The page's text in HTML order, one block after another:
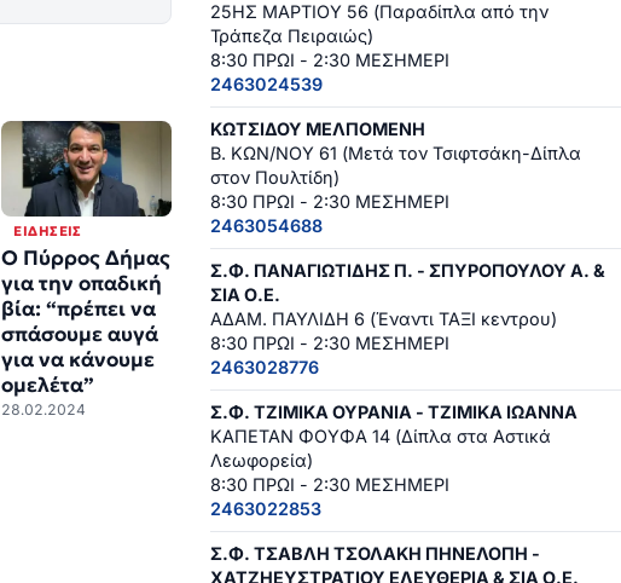
ΕΙΔΉΣΕΙΣ
Ο Πύρρος Δήμας
για την οπαδική
βία: “πρέπει να
σπάσουμε αυγά
για να κάνουμε
ομελέτα”
28.02.2024
25ΗΣ ΜΑΡΤΙΟΥ 56 (Παραδίπλα από την
Τράπεζα Πειραιώς)
8:30 ΠΡΩΙ - 2:30 ΜΕΣΗΜΕΡΙ
2463024539
ΚΩΤΣΙΔΟΥ ΜΕΛΠΟΜΕΝΗ
Β. ΚΩΝ/ΝΟΥ 61 (Μετά τον Τσιφτσάκη-Δίπλα
στον Πουλτίδη)
8:30 ΠΡΩΙ - 2:30 ΜΕΣΗΜΕΡΙ
2463054688
Σ.Φ. ΠΑΝΑΓΙΩΤΙΔΗΣ Π. - ΣΠΥΡΟΠΟΥΛΟΥ Α. &
ΣΙΑ Ο.Ε.
ΑΔΑΜ. ΠΑΥΛΙΔΗ 6 (Έναντι ΤΑΞΙ κεντρου)
8:30 ΠΡΩΙ - 2:30 ΜΕΣΗΜΕΡΙ
2463028776
Σ.Φ. ΤΖΙΜΙΚΑ ΟΥΡΑΝΙΑ - ΤΖΙΜΙΚΑ ΙΩΑΝΝΑ
ΚΑΠΕΤΑΝ ΦΟΥΦΑ 14 (Δίπλα στα Αστικά
Λεωφορεία)
8:30 ΠΡΩΙ - 2:30 ΜΕΣΗΜΕΡΙ
2463022853
Σ.Φ. ΤΣΑΒΛΗ ΤΣΟΛΑΚΗ ΠΗΝΕΛΟΠΗ -
ΧΑΤΖΗΕΥΣΤΡΑΤΙΟΥ ΕΛΕΥΘΕΡΙΑ & ΣΙΑ Ο.Ε.